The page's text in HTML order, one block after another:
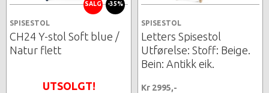
SALG -35%
SPISESTOL
CH24 Y-stol Soft blue /
Natur flett
UTSOLGT!
SPISESTOL
Letters Spisestol
Utførelse: Stoff: Beige.
Bein: Antikk eik.
Kr 2995,-